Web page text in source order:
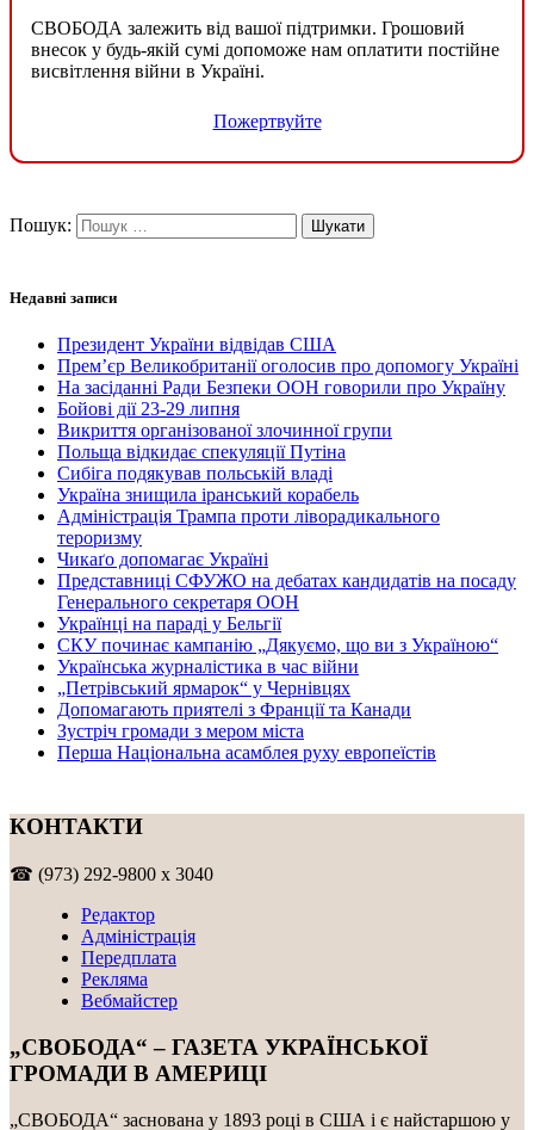
СВОБОДА залежить від вашої підтримки. Грошовий
внесок у будь-якій сумі допоможе нам оплатити постійне
висвітлення війни в Україні.
Пожертвуйте
Пошук:
Недавні записи
Президент України відвідав США
Прем’єр Великобританії оголосив про допомогу Україні
На засіданні Ради Безпеки ООН говорили про Україну
Бойові дії 23-29 липня
Викриття організованої злочинної групи
Польща відкидає спекуляції Путіна
Сибіга подякував польській владі
Україна знищила іранський корабель
Адміністрація Трампа проти ліворадикального
тероризму
Чикаґо допомагає Україні
Представниці СФУЖО на дебатах кандидатів на посаду
Генерального секретаря ООН
Українці на параді у Бельгії
СКУ починає кампанію „Дякуємо, що ви з Україною“
Українська журналістика в час війни
„Петрівський ярмарок“ у Чернівцях
Допомагають приятелі з Франції та Канади
Зустріч громади з мером міста
Перша Національна асамблея руху европеїстів
КОНТАКТИ
☎ (973) 292-9800 x 3040
Редактор
Адміністрація
Передплата
Рекляма
Вебмайстер
„СВОБОДА“ – ГАЗЕТА УКРАЇНСЬКОЇ
ГРОМАДИ В АМЕРИЦІ
„СВОБОДА“ заснована у 1893 році в США і є найстаршою у